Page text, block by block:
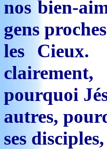
nos bien-
gens
les Cieux.
pourquoi
autres,
ses